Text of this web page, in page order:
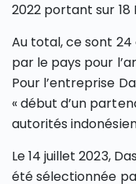
2022 portant sur 18
Au total, ce sont
par le pays pour
Pour l’entreprise
« début d’un
autorités
Le 14 juillet 2023,
été sélectionnée